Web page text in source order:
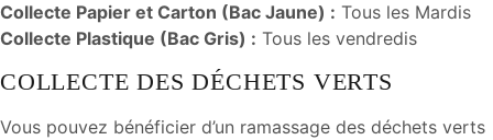
Collecte Papier et Carton (Bac Jaune) : Tous les Mardis
Collecte Plastique (Bac Gris) : Tous les vendredis
COLLECTE DES DÉCHETS VERTS
Vous pouvez bénéficier d’un ramassage des déchets verts